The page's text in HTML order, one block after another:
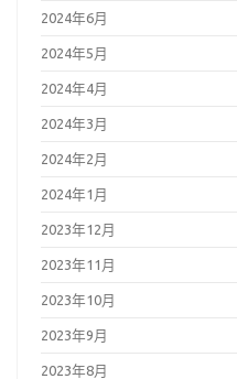
2024年6月
2024年5月
2024年4月
2024年3月
2024年2月
2024年1月
2023年12月
2023年11月
2023年10月
2023年9月
2023年8月